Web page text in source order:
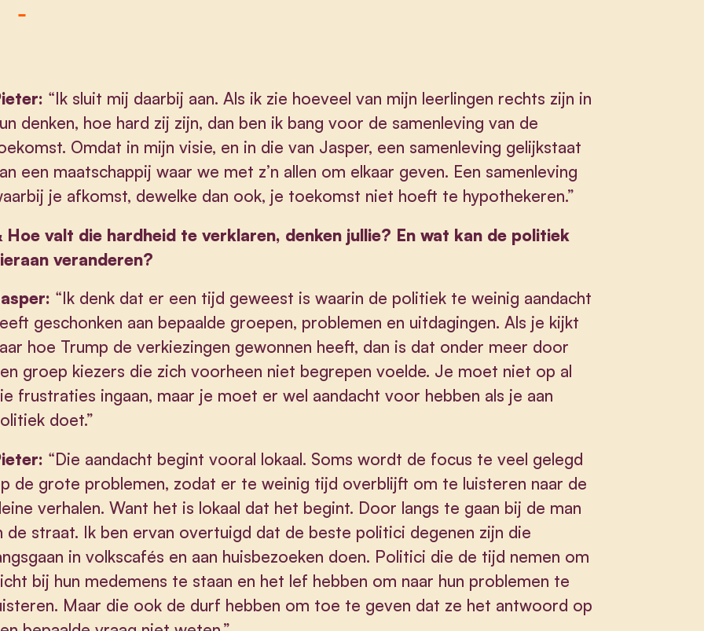
“Ik sluit mij daarbij aan. Als ik zie hoeveel van mijn leerlingen rechts zijn in
denken, hoe hard zij zijn, dan ben ik bang voor de samenleving van de
Omdat in mijn visie, en in die van Jasper, een samenleving gelijkstaat
een maatschappij waar we met z’n allen om elkaar geven. Een samenleving
je afkomst, dewelke dan ook, je toekomst niet hoeft te hypothekeren.”
Hoe valt die hardheid te verklaren, denken jullie? En wat kan de politiek
veranderen?
“Ik denk dat er een tijd geweest is waarin de politiek te weinig aandacht
geschonken aan bepaalde groepen, problemen en uitdagingen. Als je kijkt
hoe Trump de verkiezingen gewonnen heeft, dan is dat onder meer door
groep kiezers die zich voorheen niet begrepen voelde. Je moet niet op al
frustraties ingaan, maar je moet er wel aandacht voor hebben als je aan
doet.”
“Die aandacht begint vooral lokaal. Soms wordt de focus te veel gelegd
de grote problemen, zodat er te weinig tijd overblijft om te luisteren naar de
verhalen. Want het is lokaal dat het begint. Door langs te gaan bij de man
de straat. Ik ben ervan overtuigd dat de beste politici degenen zijn die
in volkscafés en aan huisbezoeken doen. Politici die de tijd nemen om
bij hun medemens te staan en het lef hebben om naar hun problemen te
Maar die ook de durf hebben om toe te geven dat ze het antwoord op